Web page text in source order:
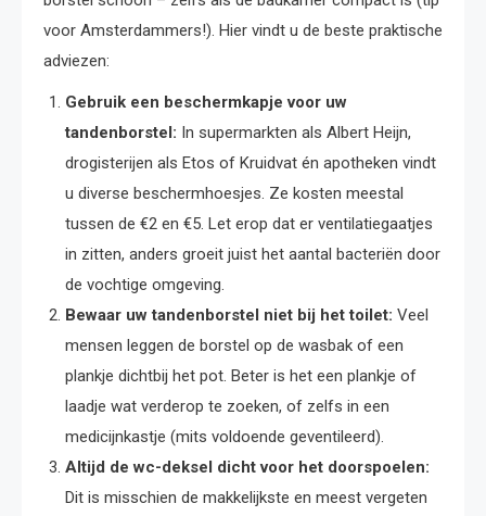
voor Amsterdammers!). Hier vindt u de beste praktische
adviezen:
Gebruik een beschermkapje voor uw
tandenborstel: In supermarkten als Albert Heijn,
drogisterijen als Etos of Kruidvat én apotheken vindt
u diverse beschermhoesjes. Ze kosten meestal
tussen de €2 en €5. Let erop dat er ventilatiegaatjes
in zitten, anders groeit juist het aantal bacteriën door
de vochtige omgeving.
Bewaar uw tandenborstel niet bij het toilet: Veel
mensen leggen de borstel op de wasbak of een
plankje dichtbij het pot. Beter is het een plankje of
laadje wat verderop te zoeken, of zelfs in een
medicijnkastje (mits voldoende geventileerd).
Altijd de wc-deksel dicht voor het doorspoelen:
Dit is misschien de makkelijkste en meest vergeten